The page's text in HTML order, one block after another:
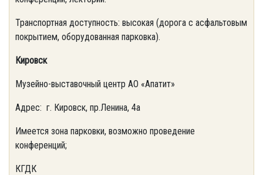
Транспортная доступность: высокая (дорога с асфальтовым
покрытием, оборудованная парковка).
Кировск
Музейно-выставочный центр АО «Апатит»
Адрес: г. Кировск, пр.Ленина, 4а
Имеется зона парковки, возможно проведение
конференций;
КГДК